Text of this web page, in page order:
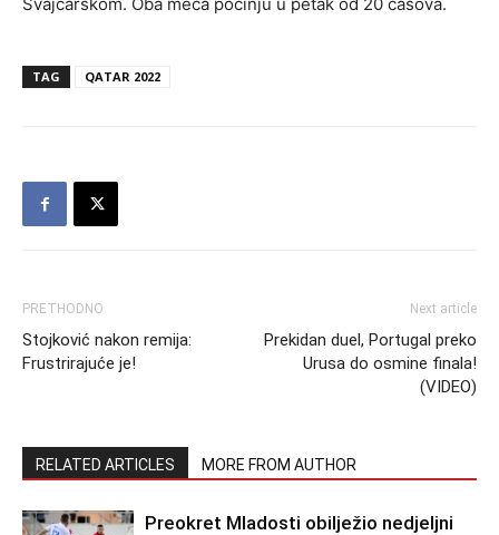
TAG QATAR 2022
PRETHODNO
Stojković nakon remija:
Frustrirajuće je!
Next article
Prekidan duel, Portugal preko
Urusa do osmine finala!
(VIDEO)
RELATED ARTICLES MORE FROM AUTHOR
Preokret Mladosti obilježio nedjeljni